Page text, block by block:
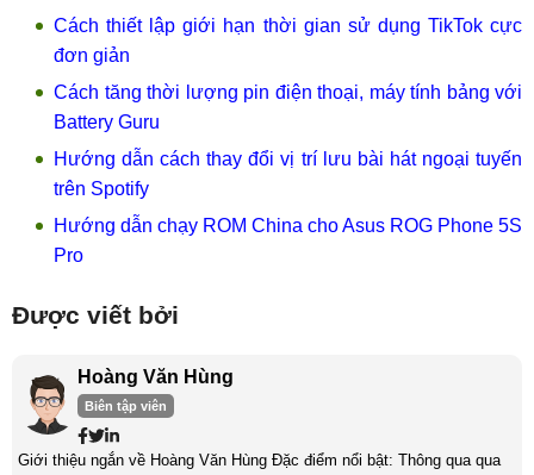
Cách thiết lập giới hạn thời gian sử dụng TikTok cực
đơn giản
Cách tăng thời lượng pin điện thoại, máy tính bảng với
Battery Guru
Hướng dẫn cách thay đổi vị trí lưu bài hát ngoại tuyến
trên Spotify
Hướng dẫn chạy ROM China cho Asus ROG Phone 5S
Pro
Được viết bởi
Hoàng Văn Hùng
Biên tập viên
Giới thiệu ngắn về Hoàng Văn Hùng Đặc điểm nổi bật: Thông qua qua